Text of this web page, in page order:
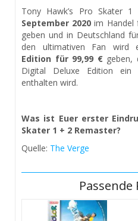
Tony Hawk’s Pro Skater
September 2020 im Handel
geben und in Deutschland
den ultimativen Fan wird
Edition für 99,99 €geben,
Digital Deluxe Edition ein
enthalten wird.
Was ist Euer erster
Skater 1 + 2 Remaster?
Quelle: The Verge